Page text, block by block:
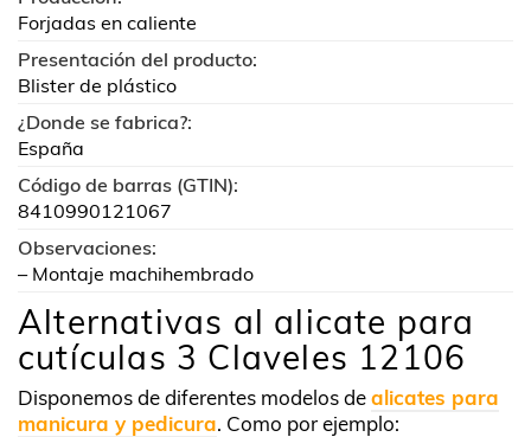
Forjadas en caliente
Presentación del producto:
Blister de plástico
¿Donde se fabrica?:
España
Código de barras (GTIN):
8410990121067
Observaciones:
– Montaje machihembrado
Alternativas al alicate para
cutículas 3 Claveles 12106
Disponemos de diferentes modelos dealicates para
manicura y pedicura. Como por ejemplo: